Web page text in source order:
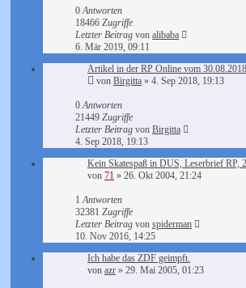
0Antworten
18466 Zugriffe
Letzter Beitrag von alibaba
6. Mär 2019, 09:11
Artikel in der RP Online vom 30.08.2018
von Birgitta » 4. Sep 2018, 19:13
0Antworten
21449 Zugriffe
Letzter Beitrag von Birgitta
4. Sep 2018, 19:13
Kein Skatespaß in DUS, Leserbrief RP,
von 71 » 26. Okt 2004, 21:24
1Antworten
32381 Zugriffe
Letzter Beitrag von spiderman
10. Nov 2016, 14:25
Ich habe das ZDF geimpft.
von azr » 29. Mai 2005, 01:23